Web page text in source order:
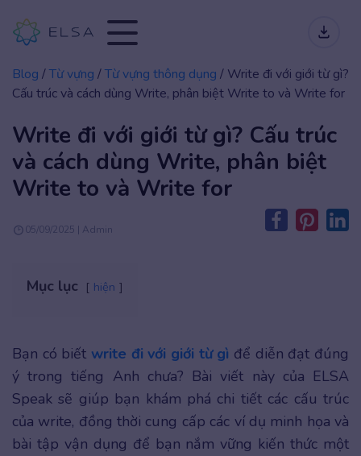
Blog /Từ vựng /Từ vựng thông dụng / Write đi với giới từ gì?
Cấu trúc và cách dùng Write, phân biệt Write to và Write for
Write đi với giới từ gì? Cấu trúc
và cách dùng Write, phân biệt
Write to và Write for
05/09/2025 | Admin
Mục lục hiện
Bạn có biết write đi với giới từ gì để diễn đạt đúng
ý trong tiếng Anh chưa? Bài viết này của ELSA
Speak sẽ giúp bạn khám phá chi tiết các cấu trúc
của write, đồng thời cung cấp các ví dụ minh họa và
bài tập vận dụng để bạn nắm vững kiến thức một